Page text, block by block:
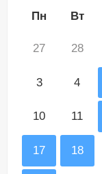
Пн Вт
27 28
3 4
10 11
17 18